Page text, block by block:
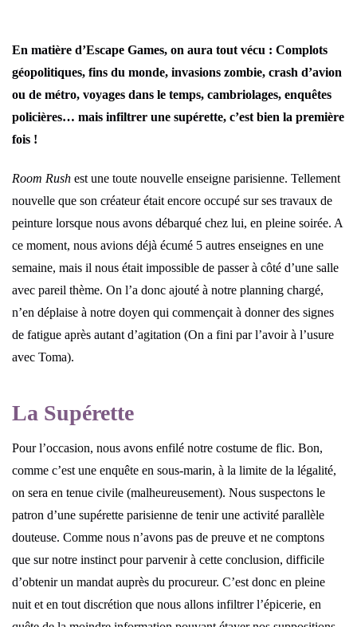
En matière d’Escape Games, on aura tout vécu : Complots
géopolitiques, fins du monde, invasions zombie, crash d’avion
ou de métro, voyages dans le temps, cambriolages, enquêtes
policières… mais infiltrer une supérette, c’est bien la première
fois !
Room Rush est une toute nouvelle enseigne parisienne. Tellement
nouvelle que son créateur était encore occupé sur ses travaux de
peinture lorsque nous avons débarqué chez lui, en pleine soirée. A
ce moment, nous avions déjà écumé 5 autres enseignes en une
semaine, mais il nous était impossible de passer à côté d’une salle
avec pareil thème. On l’a donc ajouté à notre planning chargé,
n’en déplaise à notre doyen qui commençait à donner des signes
de fatigue après autant d’agitation (On a fini par l’avoir à l’usure
avec Toma).
La Supérette
Pour l’occasion, nous avons enfilé notre costume de flic. Bon,
comme c’est une enquête en sous-marin, à la limite de la légalité,
on sera en tenue civile (malheureusement). Nous suspectons le
patron d’une supérette parisienne de tenir une activité parallèle
douteuse. Comme nous n’avons pas de preuve et ne comptons
que sur notre instinct pour parvenir à cette conclusion, difficile
d’obtenir un mandat auprès du procureur. C’est donc en pleine
nuit et en tout discrétion que nous allons infiltrer l’épicerie, en